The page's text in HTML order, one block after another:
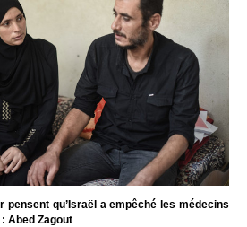
pensent qu’Israël a empêché les médecins
Abed Zagout